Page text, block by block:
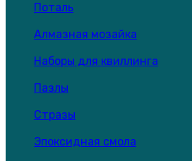
Поталь
Алмазная мозайка
Наборы для квиллинга
Пазлы
Стразы
Эпоксидная смола